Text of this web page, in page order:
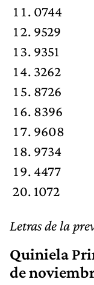
0744
9529
9351
3262
8726
8396
9608
9734
4477
1072
Letras de la
Quiniela
de